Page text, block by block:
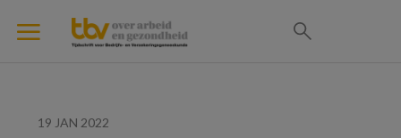
19 JAN 2022